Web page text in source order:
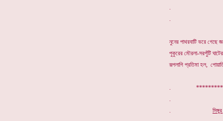
. চোখের মাথা
. সুখের
নুনের পাথরবাটি ভরে গেছে
পুকুরের মৌরলা-সরপুঁটি
রূপলাগি প্রতিমা হল,
.
.